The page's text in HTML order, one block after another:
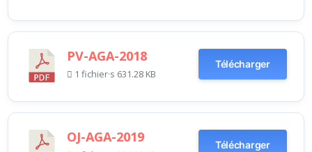
PV-AGA-2018
1 fichier·s 631.28 KB
Télécharger
OJ-AGA-2019 Télécharger